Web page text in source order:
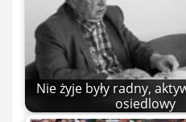
Nie żyje były radny,
osiedlowy